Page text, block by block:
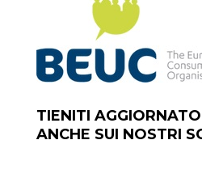
TIENITI
ANCHE SUI NOSTRI